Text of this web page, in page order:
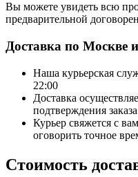
Вы можете увидеть всю
предварительной
Доставка по Москве
Наша курьерская
22:00
Доставка
подтверждения
Курьер свяжется с
оговорить точное
Стоимость